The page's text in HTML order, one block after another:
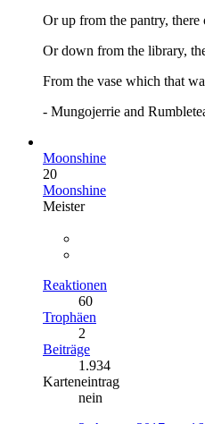
Or up from the pantry, there
Or down from the library,
From the vase which that
- Mungojerrie and
Moonshine
20
Moonshine
Meister
Reaktionen
60
Trophäen
2
Beiträge
1.934
Karteneintrag
nein